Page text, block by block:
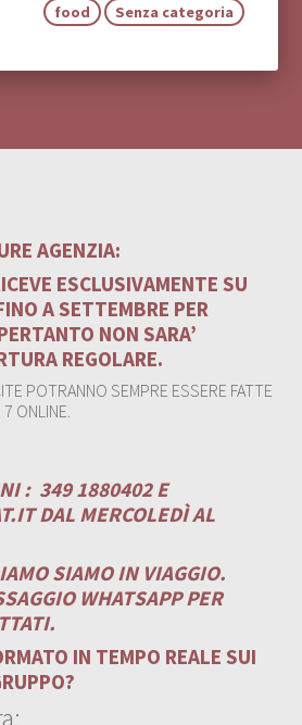
food Senza categoria
AGENZIA:
ESCLUSIVAMENTE SU
A SETTEMBRE PER
NON SARA’
REGOLARE.
POTRANNO SEMPRE ESSERE FATTE
ONLINE.
: 349 1880402 E
DAL MERCOLEDÌ AL
SIAMO IN VIAGGIO.
WHATSAPP PER
IN TEMPO REALE SUI